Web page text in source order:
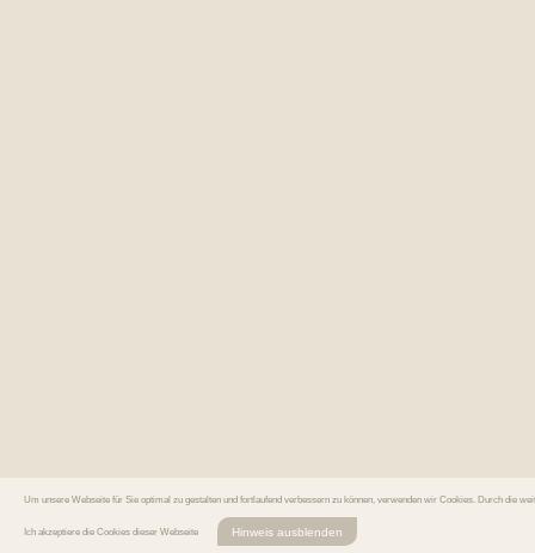
Um unsere Webseite für Sie optimal zu gestalten und fortlaufend verbessern zu können, verwenden wir Cookies. Durch die
Ich akzeptiere die Cookies dieser Webseite Hinweis ausblenden